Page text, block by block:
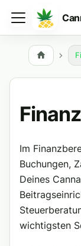
Im
Buchungen,
Deines
wichtigsten